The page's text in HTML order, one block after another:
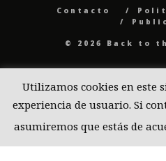
Contacto
© 2026 Back to
Utilizamos cookies en este
experiencia de usuario. Si
asumiremos que estás de